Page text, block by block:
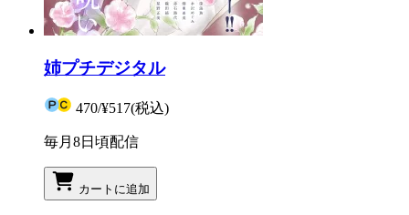
姉プチデジタル
470/¥517(税込)
毎月8日頃配信
カートに追加